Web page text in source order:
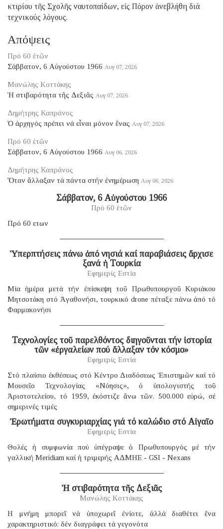
κτιρίου τῆς Σχολῆς ναυτοπαίδων, εἰς Πόρον ἀνεβλήθη διά
τεχνικούς λόγους.
Απόψεις
Πρό 60 ἐτῶν
Σάββατον, 6 Αὐγούστου 1966 Αυγ 07, 2026
Μανώλης Κοττάκης
Ἡ στιβαρότητα τῆς Δεξιᾶς Αυγ 07, 2026
Δημήτρης Καπράνος
Ὁ ἀρχηγός πρέπει νά εἶναι μόνον ἕνας Αυγ 07, 2026
Πρό 60 ἐτῶν
Σάββατον, 6 Αὐγούστου 1966 Αυγ 06, 2026
Δημήτρης Καπράνος
Ὅταν ἄλλαξαν τά πάντα στήν ἐνημέρωση Αυγ 06, 2026
Σάββατον, 6 Αὐγούστου 1966
Πρό 60 ἐτῶν
Πρό 60 ετων
Ὑπερπτήσεις πάνω ἀπό νησιά καί παραβιάσεις ἄρχισε
ξανά ἡ Τουρκία
Εφημερίς Εστία
Μία ἡμέρα μετά τήν ἐπίσκεψη τοῦ Πρωθυπουργοῦ Κυριάκου
Μητσοτάκη στό Ἀγαθονήσι, τουρκικό drone πέταξε πάνω ἀπό τό
Φαρμακονήσι
Τεχνολογίες τοῦ παρελθόντος διηγοῦνται τήν ἱστορία
τῶν «ἐργαλείων πού ἄλλαξαν τόν κόσμο»
Εφημερίς Εστία
Στό πλαίσιο ἐκθέσεως στό Κέντρο Διαδόσεως Ἐπιστημῶν καί τό
Μουσεῖο Τεχνολογίας «Νόησις», ὁ ὑπολογιστής τοῦ
Ἀριστοτελείου, τό 1959, ἐκόστιζε ἄνω τῶν. 500.000 εὐρώ, σέ
σημερινές τιμές
Ἐρωτήματα συγκυριαρχίας γιά τό καλώδιο στό Αἰγαῖο
Εφημερίς Εστία
Θολές ἡ συμφωνία πού ὑπέγραψε ὁ Πρωθυπουργός μέ τήν
γαλλική Μeridiam καί ἡ τριμερής ΑΔΜΗΕ - GSI - Nexans
Ἡ στιβαρότητα τῆς Δεξιᾶς
Μανώλης Κοττάκης
H μνήμη μπορεῖ νά ὑποχωρεῖ ἐνίοτε, ἀλλά διαθέτει ἕνα
χαρακτηριστικό: δέν διαγράφει τά γεγονότα